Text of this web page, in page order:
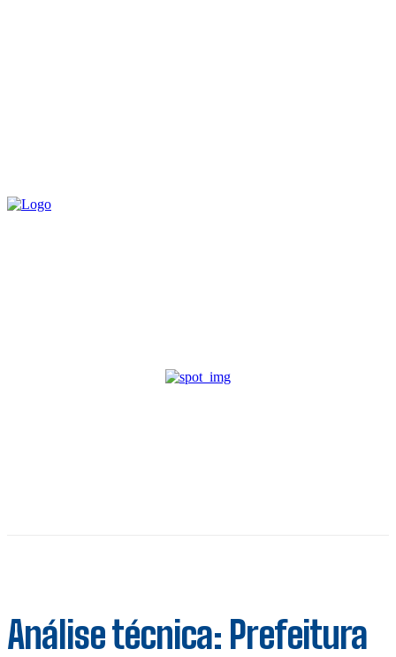
Análise técnica: Prefeitura